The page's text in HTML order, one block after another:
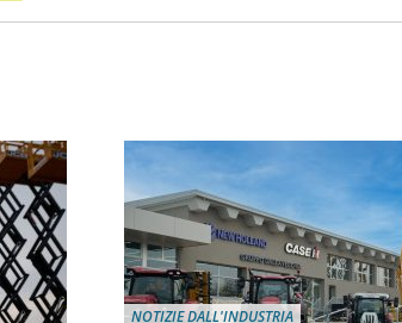
NOTIZIE DALL'INDUSTRIA